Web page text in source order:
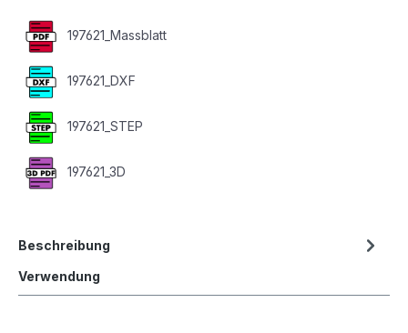
197621_Massblatt
197621_DXF
197621_STEP
197621_3D
Beschreibung
Verwendung